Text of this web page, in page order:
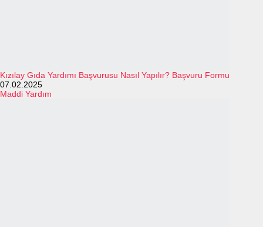
Kızılay Gıda Yardımı Başvurusu Nasıl Yapılır? Başvuru Formu
07.02.2025
Maddi Yardım